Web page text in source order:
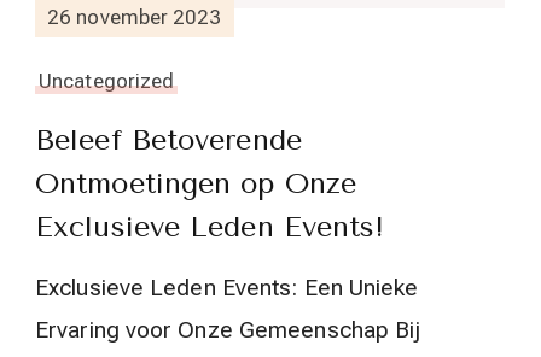
26 november 2023
Uncategorized
Beleef Betoverende
Ontmoetingen op Onze
Exclusieve Leden Events!
Exclusieve Leden Events: Een Unieke
Ervaring voor Onze Gemeenschap Bij